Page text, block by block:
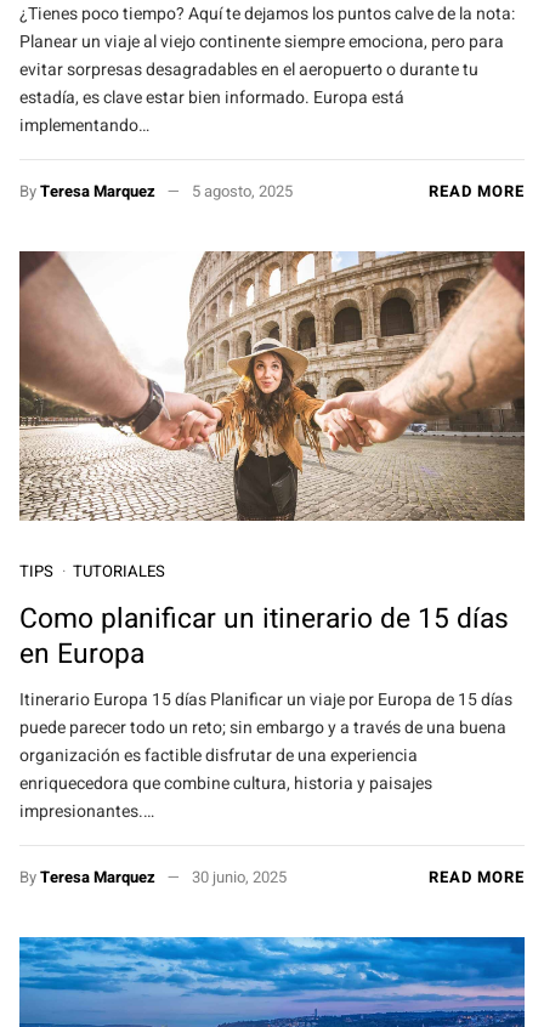
¿Tienes poco tiempo? Aquí te dejamos los puntos calve de la nota:
Planear un viaje al viejo continente siempre emociona, pero para
evitar sorpresas desagradables en el aeropuerto o durante tu
estadía, es clave estar bien informado. Europa está
implementando…
ByTeresa Marquez 5 agosto, 2025 READ MORE
TIPS TUTORIALES
Como planificar un itinerario de 15 días
en Europa
Itinerario Europa 15 días Planificar un viaje por Europa de 15 días
puede parecer todo un reto; sin embargo y a través de una buena
organización es factible disfrutar de una experiencia
enriquecedora que combine cultura, historia y paisajes
impresionantes.…
ByTeresa Marquez 30 junio, 2025 READ MORE